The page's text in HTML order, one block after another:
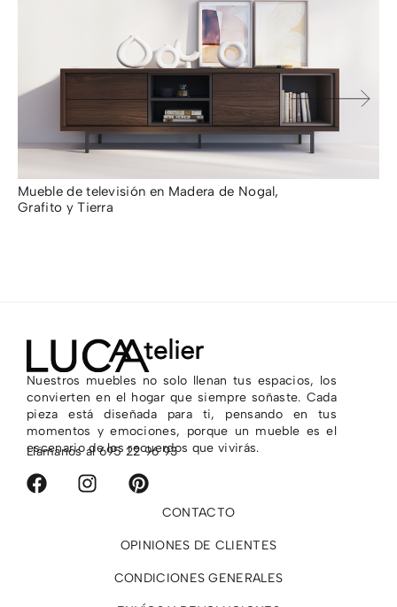
Mueble de televisión en Madera de Nogal,
Grafito y Tierra
Nuestros muebles no solo llenan tus espacios, los
convierten en el hogar que siempre soñaste. Cada
pieza está diseñada para ti, pensando en tus
momentos y emociones, porque un mueble es el
escenario de los recuerdos que vivirás.
Llámanos al695 22 96 93
CONTACTO
OPINIONES DE CLIENTES
CONDICIONES GENERALES